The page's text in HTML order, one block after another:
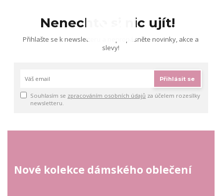
Nenechte si nic ujít!
Přihlašte se k newsletteru a nepropásněte novinky, akce a
slevy!
Přihlásit se
Souhlasím se zpracováním osobních údajů za účelem rozesílky
newsletteru.
Nové kolekce dámského oblečení